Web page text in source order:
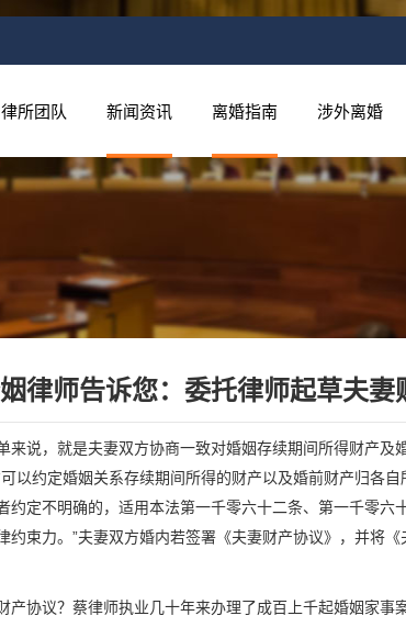
律所团队 新闻资讯 离婚指南 涉外离婚
律师告诉您：委托律师起草夫
来说，就是夫妻双方协商一致对婚姻存续期间所得财产
以约定婚姻关系存续期间所得的财产以及婚前财产归各
约定不明确的，适用本法第一千零六十二条、第一千零
约束力。”夫妻双方婚内若签署《夫妻财产协议》，并将
产协议？蔡律师执业几十年来办理了成百上千起婚姻家